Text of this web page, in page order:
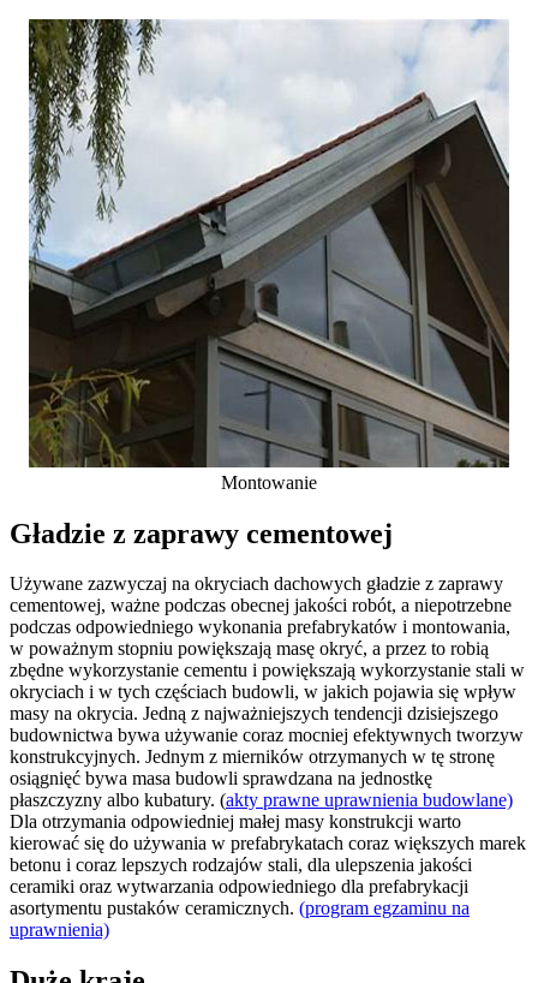
Montowanie
Gładzie z zaprawy cementowej
Używane zazwyczaj na okryciach dachowych gładzie z zaprawy
cementowej, ważne podczas obecnej jakości robót, a niepotrzebne
podczas odpowiedniego wykonania prefabrykatów i montowania,
w poważnym stopniu powiększają masę okryć, a przez to robią
zbędne wykorzystanie cementu i powiększają wykorzystanie stali w
okryciach i w tych częściach budowli, w jakich pojawia się wpływ
masy na okrycia. Jedną z najważniejszych tendencji dzisiejszego
budownictwa bywa używanie coraz mocniej efektywnych tworzyw
konstrukcyjnych. Jednym z mierników otrzymanych w tę stronę
osiągnięć bywa masa budowli sprawdzana na jednostkę
płaszczyzny albo kubatury. (akty prawne uprawnienia budowlane)
Dla otrzymania odpowiedniej małej masy konstrukcji warto
kierować się do używania w prefabrykatach coraz większych marek
betonu i coraz lepszych rodzajów stali, dla ulepszenia jakości
ceramiki oraz wytwarzania odpowiedniego dla prefabrykacji
asortymentu pustaków ceramicznych. (program egzaminu na
uprawnienia)